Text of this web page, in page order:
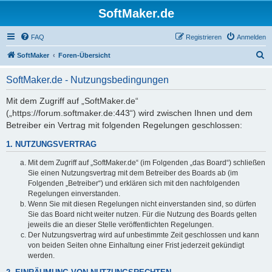
SoftMaker.de
FAQ Anmelden
Registrieren
SoftMaker Foren-Übersicht
SoftMaker.de - Nutzungsbedingungen
Mit dem Zugriff auf „SoftMaker.de“
(„https://forum.softmaker.de:443“) wird zwischen Ihnen und dem
Betreiber ein Vertrag mit folgenden Regelungen geschlossen:
1. NUTZUNGSVERTRAG
Mit dem Zugriff auf „SoftMaker.de“ (im Folgenden „das Board“) schließen
Sie einen Nutzungsvertrag mit dem Betreiber des Boards ab (im
Folgenden „Betreiber“) und erklären sich mit den nachfolgenden
Regelungen einverstanden.
Wenn Sie mit diesen Regelungen nicht einverstanden sind, so dürfen
Sie das Board nicht weiter nutzen. Für die Nutzung des Boards gelten
jeweils die an dieser Stelle veröffentlichten Regelungen.
Der Nutzungsvertrag wird auf unbestimmte Zeit geschlossen und kann
von beiden Seiten ohne Einhaltung einer Frist jederzeit gekündigt
werden.